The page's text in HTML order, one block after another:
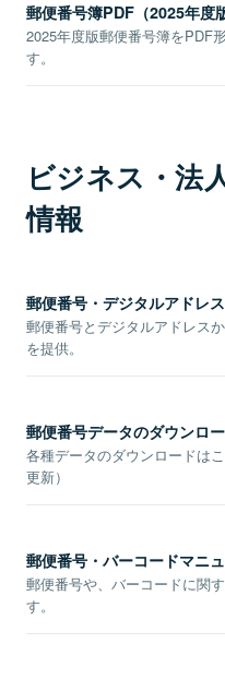
郵便番号簿PDF（2025年度
2025年度版郵便番号簿をPDF
す。
ビジネス・法
情報
郵便番号・デジタルアドレ
郵便番号とデジタルアドレス
を提供。
郵便番号データのダウンロ
各種データのダウンロードは
更新）
郵便番号・バーコードマニ
郵便番号や、バーコードに関
す。